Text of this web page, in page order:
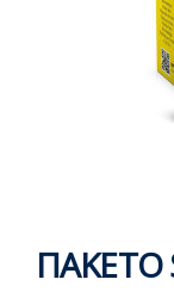
ΠΑΚΕΤΟ